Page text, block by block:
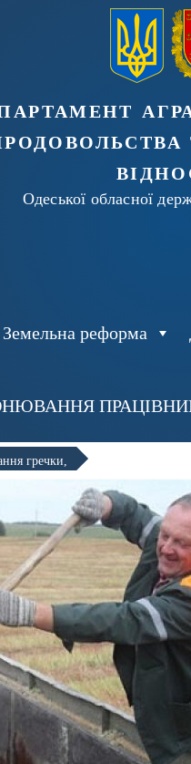
Одеської обласної
Земельна реформа
гречки,